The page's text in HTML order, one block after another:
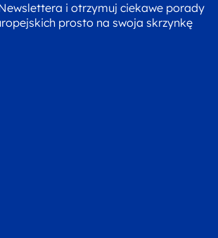
i otrzymuj ciekawe porady
prosto na swoja skrzynkę